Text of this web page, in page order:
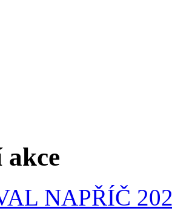
NAPŘÍČ